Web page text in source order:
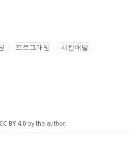
프로그래밍
치킨배달
CC BY 4.0by the author.